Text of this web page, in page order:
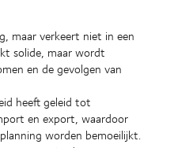
maar verkeert niet in een
solide, maar wordt
en de gevolgen van
heeft geleid tot
en export, waardoor
worden bemoeilijkt.